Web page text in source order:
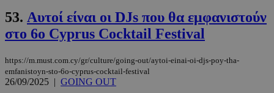
53. Αυτοί είναι οι DJs που θα εμφανιστούν
στο 6ο Cyprus Cocktail Festival
https://m.must.com.cy/gr/culture/going-out/aytoi-einai-oi-djs-poy-tha-
emfanistoyn-sto-6o-cyprus-cocktail-festival
26/09/2025 | GOING OUT
LangCookie www.must.com.cy